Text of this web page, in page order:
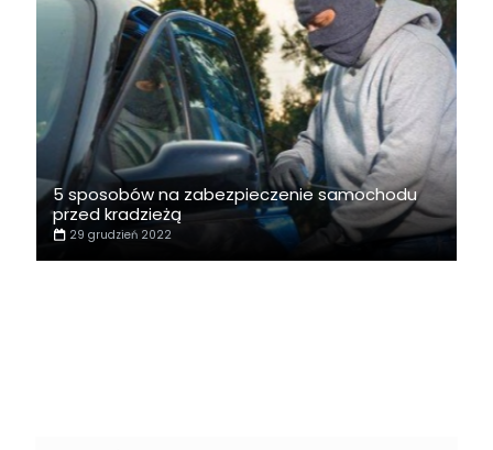
5 sposobów na zabezpieczenie samochodu
przed kradzieżą
29 grudzień 2022